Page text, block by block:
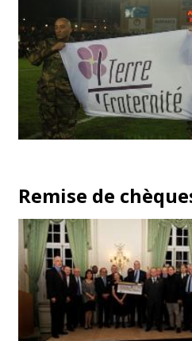
Remise de